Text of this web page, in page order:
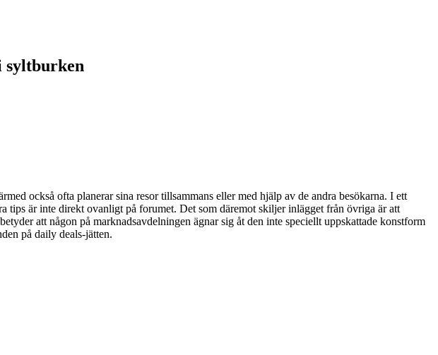
syltburken
också ofta planerar sina resor tillsammans eller med hjälp av de andra besökarna. I ett
tips är inte direkt ovanligt på forumet. Det som däremot skiljer inlägget från övriga är att
att någon på marknadsavdelningen ägnar sig åt den inte speciellt uppskattade konstform
på daily deals-jätten.